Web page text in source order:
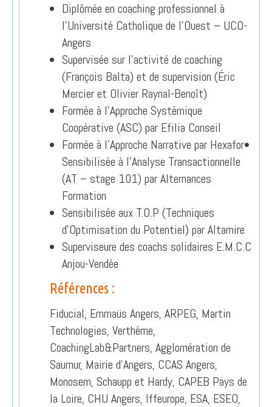
Diplômée en coaching professionnel à
l’Université Catholique de l’Ouest – UCO-
Angers
Supervisée sur l’activité de coaching
(François Balta) et de supervision (Éric
Mercier et Olivier Raynal-Benoît)
Formée à l’Approche Systémique
Coopérative (ASC) par Efilia Conseil
Formée à l’Approche Narrative par Hexafor•
Sensibilisée à l’Analyse Transactionnelle
(AT – stage 101) par Alternances
Formation
Sensibilisée aux T.O.P (Techniques
d’Optimisation du Potentiel) par Altamire
Superviseure des coachs solidaires E.M.C.C
Anjou-Vendée
Références :
Fiducial, Emmaüs Angers, ARPEG, Martin
Technologies, Verthème,
CoachingLab&Partners, Agglomération de
Saumur, Mairie d’Angers, CCAS Angers,
Monosem, Schaupp et Hardy, CAPEB Pays de
la Loire, CHU Angers, Iffeurope, ESA, ESEO,